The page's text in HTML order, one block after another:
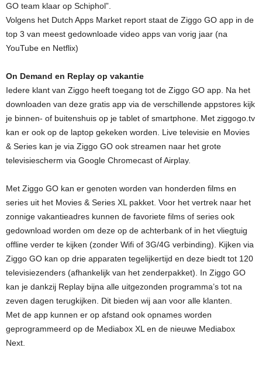
GO team klaar op Schiphol”.
Volgens het Dutch Apps Market report staat de Ziggo GO app in de
top 3 van meest gedownloade video apps van vorig jaar (na
YouTube en Netflix)
On Demand en Replay op vakantie
Iedere klant van Ziggo heeft toegang tot de Ziggo GO app. Na het
downloaden van deze gratis app via de verschillende appstores kijk
je binnen- of buitenshuis op je tablet of smartphone. Met ziggogo.tv
kan er ook op de laptop gekeken worden. Live televisie en Movies
& Series kan je via Ziggo GO ook streamen naar het grote
televisiescherm via Google Chromecast of Airplay.
Met Ziggo GO kan er genoten worden van honderden films en
series uit het Movies & Series XL pakket. Voor het vertrek naar het
zonnige vakantieadres kunnen de favoriete films of series ook
gedownload worden om deze op de achterbank of in het vliegtuig
offline verder te kijken (zonder Wifi of 3G/4G verbinding). Kijken via
Ziggo GO kan op drie apparaten tegelijkertijd en deze biedt tot 120
televisiezenders (afhankelijk van het zenderpakket). In Ziggo GO
kan je dankzij Replay bijna alle uitgezonden programma’s tot na
zeven dagen terugkijken. Dit bieden wij aan voor alle klanten.
Met de app kunnen er op afstand ook opnames worden
geprogrammeerd op de Mediabox XL en de nieuwe Mediabox
Next.